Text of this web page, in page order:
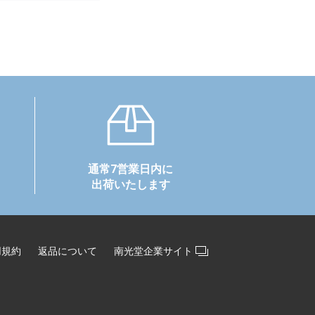
通常7営業日内に
出荷いたします
約 返品について 南光堂企業サイト